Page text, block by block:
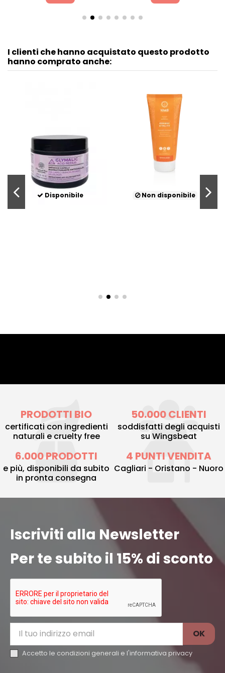
I clienti che hanno acquistato questo prodotto
hanno comprato anche:
Disponibile Non disponibile
PRODOTTI BIO
certificati con ingredienti
naturali e cruelty free
50.000 CLIENTI
soddisfatti degli acquisti
su Wingsbeat
6.000 PRODOTTI
e più, disponibili da subito
in pronta consegna
4 PUNTI VENDITA
Cagliari - Oristano - Nuoro
Iscriviti alla Newsletter
Per te subito il 15% di sconto
Accetto le condizioni generali e l'informativa privacy